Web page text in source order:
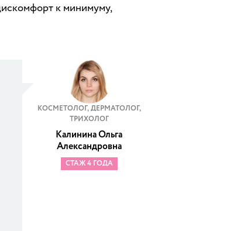
к минимуму,
КОСМЕТОЛОГ, ДЕРМАТОЛОГ,
ТРИХОЛОГ
Калинина Ольга
Александровна
СТАЖ 4 ГОДА